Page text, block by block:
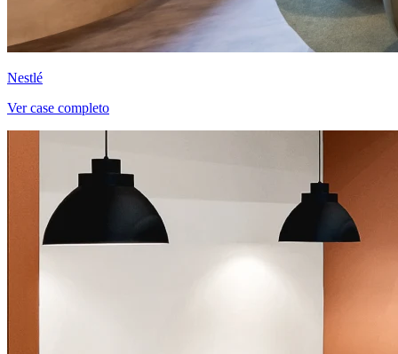
Nestlé
Ver case completo